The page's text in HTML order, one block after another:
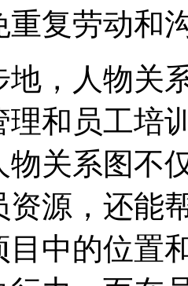
重复劳动和
地，人物关
理和员工培
物关系图不
资源，还能
目中的位置